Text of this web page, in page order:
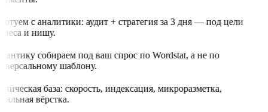
с аналитики: аудит + стратегия за 3 дня — под цели
и нишу.
собираем под ваш спрос по Wordstat, а не по
шаблону.
база: скорость, индексация, микроразметка,
вёрстка.